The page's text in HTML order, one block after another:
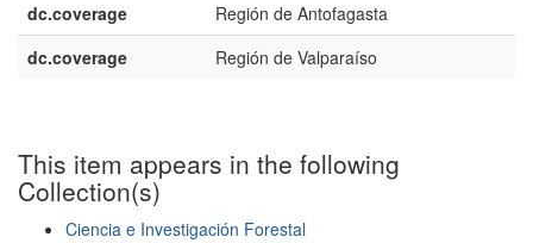
dc.coverage
Región de Antofagasta
dc.coverage
Región de Valparaíso
This item appears in the following
Collection(s)
Ciencia e Investigación Forestal